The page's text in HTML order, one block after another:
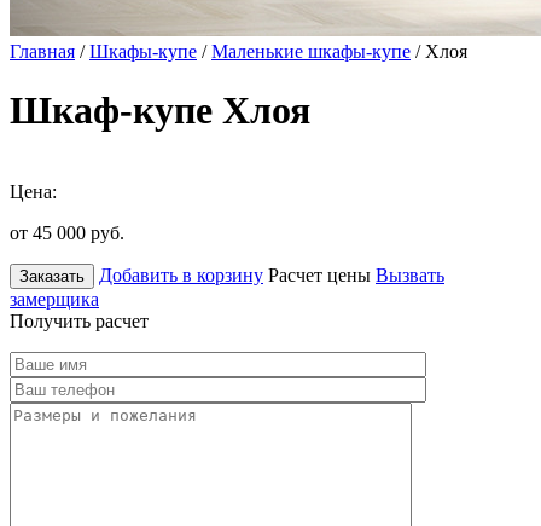
Главная /Шкафы-купе /Маленькие шкафы-купе / Хлоя
Шкаф-купе Хлоя
Цена:
от 45 000 руб.
Заказать Добавить в корзину Расчет цены Вызвать
замерщика
Получить расчет